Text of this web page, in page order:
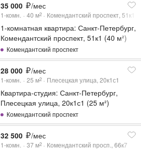
35 000 /мес
1-комн. 40 м2 Комендантский проспект, 51к1
1-комнатная квартира: Санкт-Петербург,
Комендантский проспект, 51к1 (40 м²)
Комендантский проспект
28 000 /мес
1-комн. 25 м2 Плесецкая улица, 20к1с1
Квартира-студия: Санкт-Петербург,
Плесецкая улица, 20к1с1 (25 м²)
Комендантский проспект
32 500 /мес
1-комн. 37 м2 Комендантский просп., 66к7